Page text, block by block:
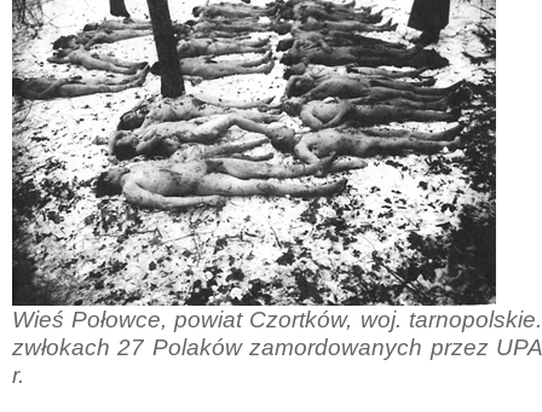
Wieś Połowce, powiat Czortków, woj.
zwłokach 27 Polaków zamordowanych przez
r.